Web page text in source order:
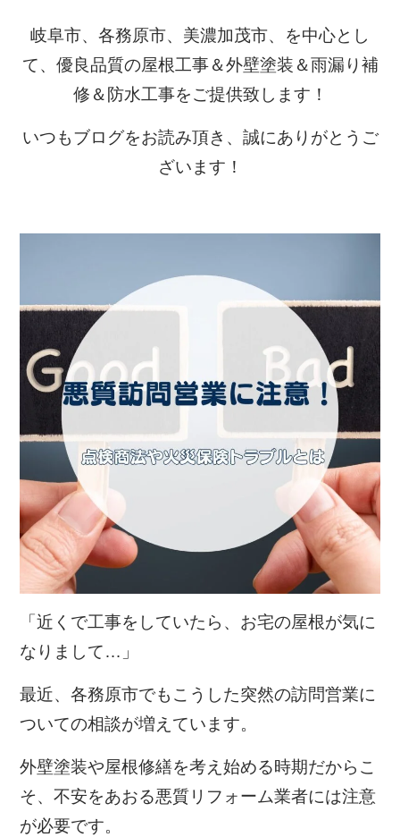
岐阜市、各務原市、美濃加茂市、を中心とし
て、優良品質の屋根工事＆外壁塗装＆雨漏り補
修＆防水工事をご提供致します！
いつもブログをお読み頂き、誠にありがとうご
ざいます！
「近くで工事をしていたら、お宅の屋根が気に
なりまして…」
最近、各務原市でもこうした突然の訪問営業に
ついての相談が増えています。
外壁塗装や屋根修繕を考え始める時期だからこ
そ、不安をあおる悪質リフォーム業者には注意
が必要です。